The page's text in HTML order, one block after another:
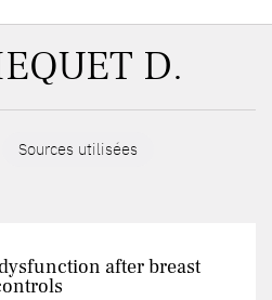
D.
Sources utilisées
after breast